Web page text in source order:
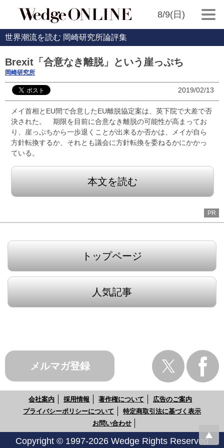
8/9(日)
世界潮流を読む 岡崎研究所論評集
Brexit「合意なき離脱」という崖っぷち
岡崎研究所
2019/02/13
メイ首相とEU間で合意したEU離脱協定案は、英下院で大差で否
決された。 期限を目前に合意なき離脱の可能性が高まってお
り、崖っぷちから一歩退くことが出来るか否かは、メイが自ら
方針転換するか、それとも議会に方針転換を委ねるかにかかっ
ている。
本文を読む
PR
トップページ
人気記事
メルマガ登録
会社案内 採用情報 著作権について
広告のご案内
プライバシーポリシーについて
特定商取引法に基づく表示
お問い合わせ
Copyright © 1997-2026 Wedge Rights Reserved